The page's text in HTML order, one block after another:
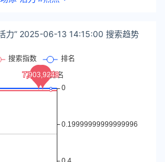
力” 2025-06-13 14:15:00 搜索趋势